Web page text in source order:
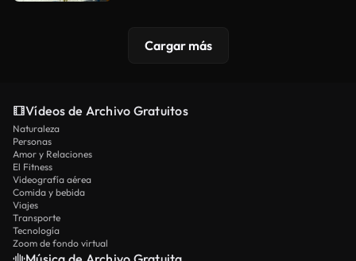
Cargar más
Vídeos de Archivo Gratuitos
Naturaleza
Personas
Amor y Relaciones
El Fitness
Videografía aérea
Comida y bebida
Viajes
Transporte
Tecnología
Zoom de fondo virtual